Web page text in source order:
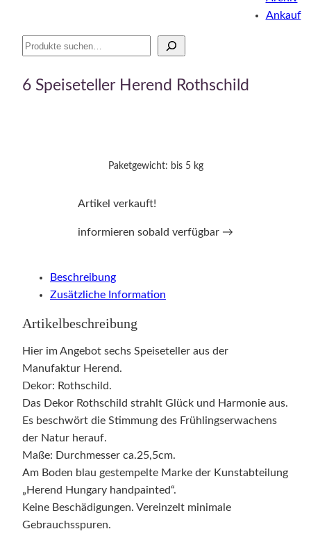
Suche
Ankauf
6 Speiseteller Herend Rothschild
Paketgewicht: bis 5 kg
Artikel verkauft!
informieren sobald verfügbar →
Beschreibung
Zusätzliche Information
Artikelbeschreibung
Hier im Angebot sechs Speiseteller aus der
Manufaktur Herend.
Dekor: Rothschild.
Das Dekor Rothschild strahlt Glück und Harmonie aus.
Es beschwört die Stimmung des Frühlingserwachens
der Natur herauf.
Maße: Durchmesser ca.25,5cm.
Am Boden blau gestempelte Marke der Kunstabteilung
„Herend Hungary handpainted“.
Keine Beschädigungen. Vereinzelt minimale
Gebrauchsspuren.